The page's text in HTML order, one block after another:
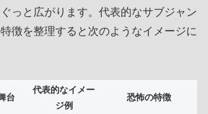
っと広がります。代表的なサブジャン
徴を整理すると次のようなイメージに
台
代表的なイメー
ジ例
恐怖の特徴